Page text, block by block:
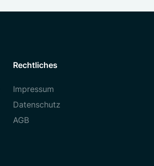
Rechtliches
Impressum
Datenschutz
AGB